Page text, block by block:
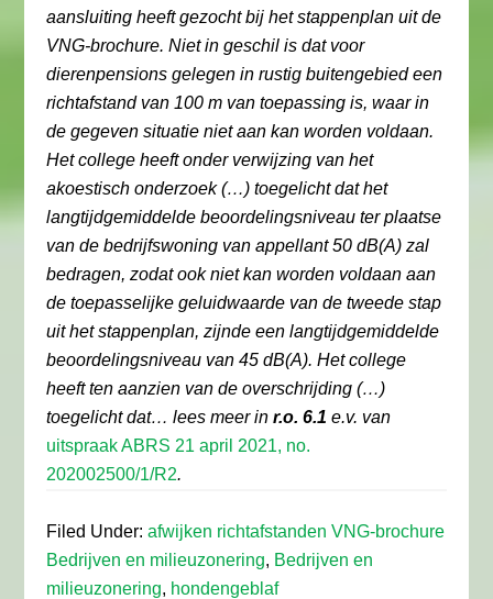
aansluiting heeft gezocht bij het stappenplan uit de
VNG-brochure. Niet in geschil is dat voor
dierenpensions gelegen in rustig buitengebied een
richtafstand van 100 m van toepassing is, waar in
de gegeven situatie niet aan kan worden voldaan.
Het college heeft onder verwijzing van het
akoestisch onderzoek (…) toegelicht dat het
langtijdgemiddelde beoordelingsniveau ter plaatse
van de bedrijfswoning van appellant 50 dB(A) zal
bedragen, zodat ook niet kan worden voldaan aan
de toepasselijke geluidwaarde van de tweede stap
uit het stappenplan, zijnde een langtijdgemiddelde
beoordelingsniveau van 45 dB(A). Het college
heeft ten aanzien van de overschrijding (…)
toegelicht dat… lees meer inr.o. 6.1 e.v. van
uitspraak ABRS 21 april 2021, no.
202002500/1/R2.
Filed Under:afwijken richtafstanden VNG-brochure
Bedrijven en milieuzonering, Bedrijven en
milieuzonering, hondengeblaf